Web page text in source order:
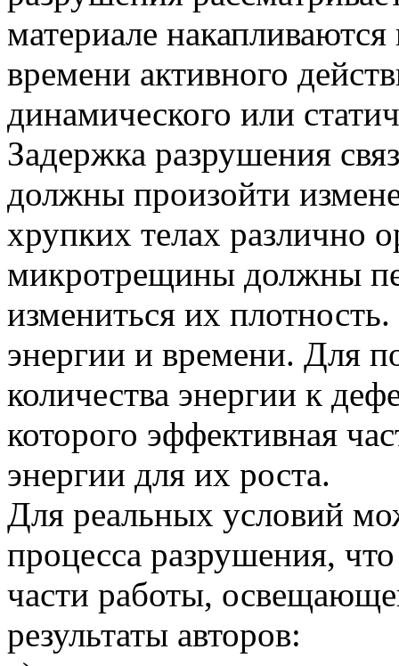
материале
времени активного
динамического или
Задержка разрушения
должны произойти
хрупких телах различно
микротрещины должны
измениться их
энергии и времени. Для
количества энергии к
которого эффективная
энергии для их роста.
Для реальных условий
процесса разрушения,
части работы,
результаты авторов: